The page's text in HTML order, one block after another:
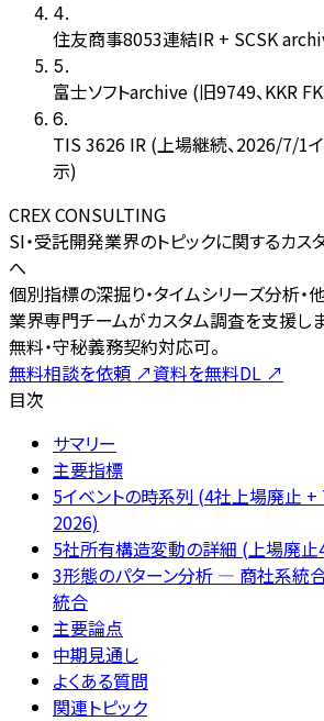
4.
住友商事8053連結IR + SCSK
5.
富士ソフトarchive (旧9749、KKR
6.
TIS 3626 IR (上場継続、2026/7/1
示)
CREX CONSULTING
SI・受託開発業界のトピックに関するカ
へ
個別指標の深掘り・タイムシリーズ分析・
業界専門チームがカスタム調査を支援し
無料・守秘義務契約対応可。
無料相談を依頼 ↗資料を無料DL ↗
目次
サマリー
主要指標
5イベントの時系列 (4社上場廃止
2026)
5社所有構造変動の詳細 (上場廃
3形態のパターン分析 — 商社系統
統合
主要論点
中期見通し
よくある質問
関連トピック